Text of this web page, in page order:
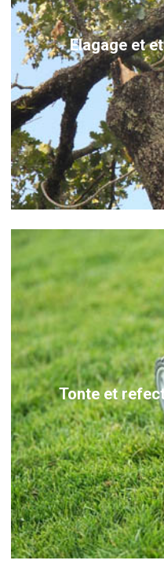
Elagage et
Tonte et